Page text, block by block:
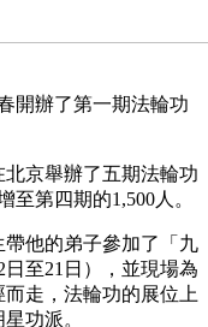
開辦了第一期法輪功
北京舉辦了五期法輪功
第四期的1,500人。
他的弟子參加了「九
日至21日），並現場為
走，法輪功的展位上
功派。